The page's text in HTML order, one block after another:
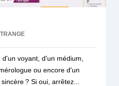
voyant, d'un médium,
ou encore d'un
? Si oui, arrêtez...